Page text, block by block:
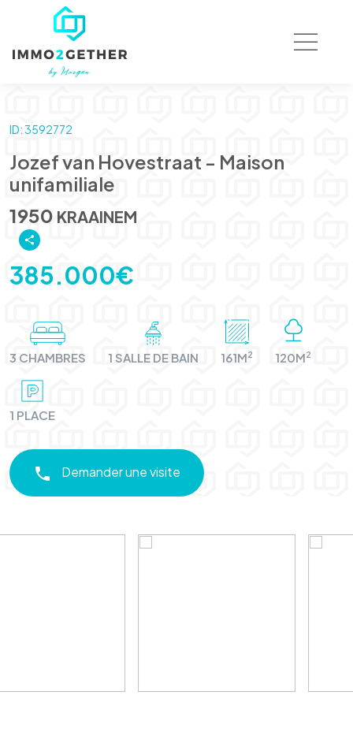
ID: 3592772
Jozef van Hovestraat - Maison
unifamiliale
1950 KRAAINEM
385.000€
3 CHAMBRES 1 SALLE DE BAIN 161M2 120M2
1 PLACE
Demander une visite